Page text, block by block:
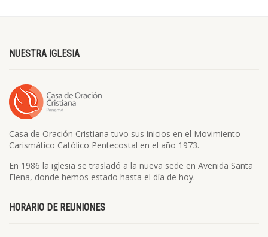
NUESTRA IGLESIA
Casa de Oración Cristiana tuvo sus inicios en el Movimiento
Carismático Católico Pentecostal en el año 1973.
En 1986 la iglesia se trasladó a la nueva sede en Avenida Santa
Elena, donde hemos estado hasta el día de hoy.
HORARIO DE REUNIONES